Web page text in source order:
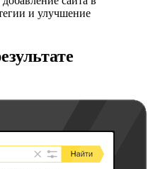
и улучшение